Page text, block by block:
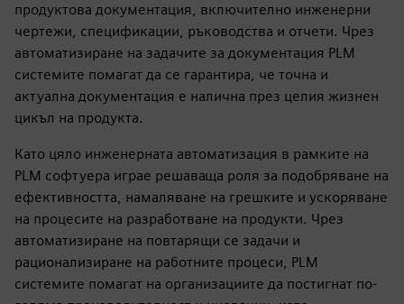
продуктова документация, включително инженерни
чертежи, спецификации, ръководства и отчети. Чрез
автоматизиране на задачите за документация PLM
системите помагат да се гарантира, че точна и
актуална документация е налична през целия жизнен
цикъл на продукта.
Като цяло инженерната автоматизация в рамките на
PLM софтуера играе решаваща роля за подобряване на
ефективността, намаляване на грешките и ускоряване
на процесите на разработване на продукти. Чрез
автоматизиране на повтарящи се задачи и
рационализиране на работните процеси, PLM
системите помагат на организациите да постигнат по-